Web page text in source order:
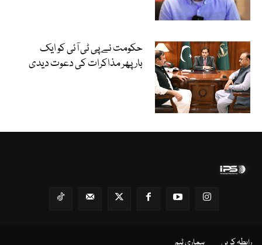
حکومت نے پی ٹی آئی کو ایک
بارپھر مذاکرات کی دعوت دیدی
رابطہ کریں ہماری ٹیم